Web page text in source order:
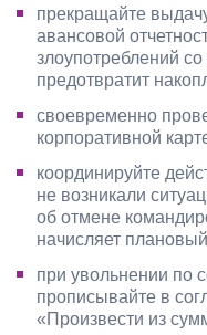
прекращайте
авансовой
злоупотреблений
предотвратит
своевременно
корпоративной
координируйте
не возникали
об отмене
начисляет
при увольнении по
прописывайте в
«Произвести из